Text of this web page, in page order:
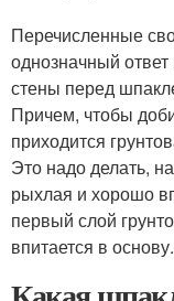
Перечисленные
однозначный
стены перед
Причем, чтобы
приходится
Это надо делать,
рыхлая и хорошо
первый слой
впитается в основу.